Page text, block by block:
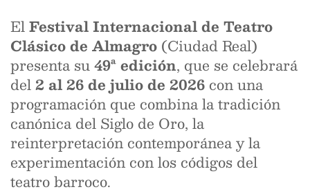
ElFestival Internacional de Teatro
Clásico de Almagro (Ciudad Real)
presenta su49ª edición, que se celebrará
del2 al 26 de julio de 2026 con una
programación que combina la tradición
canónica del Siglo de Oro, la
reinterpretación contemporánea y la
experimentación con los códigos del
teatro barroco.